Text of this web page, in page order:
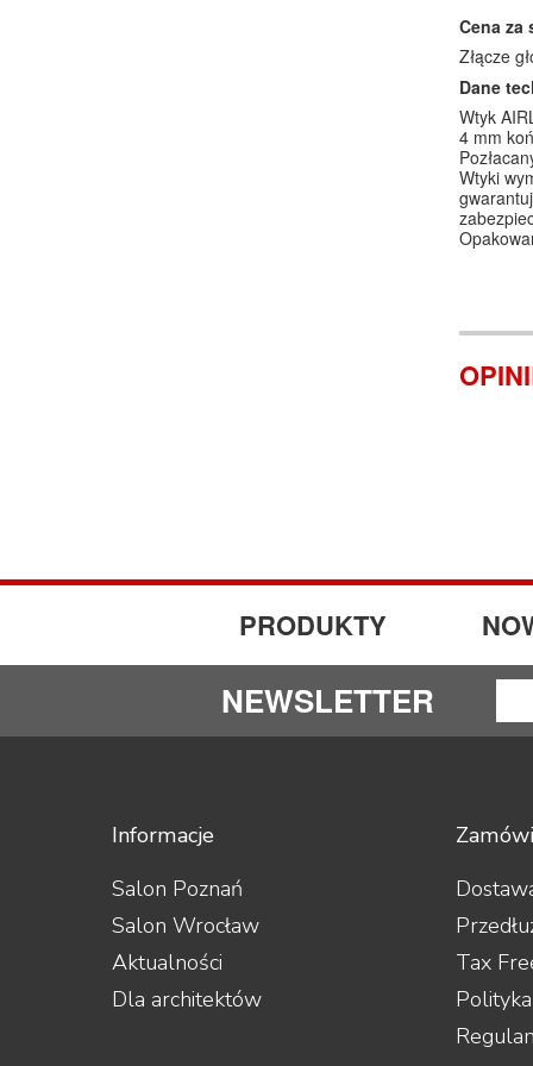
Cena za
Złącze
Dane
Wtyk
4 mm
Wtyki
PRODUKTY
NEWSLETTER
Informacje
Salon Poznań
Salon Wrocław
Aktualności
Dla architektów
Tax